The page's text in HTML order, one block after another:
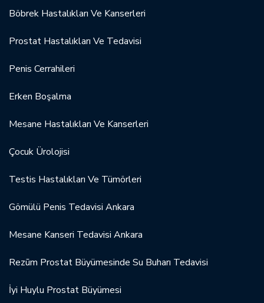
Böbrek Hastalıkları Ve Kanserleri
Prostat Hastalıkları Ve Tedavisi
Penis Cerrahileri
Erken Boşalma
Mesane Hastalıkları Ve Kanserleri
Çocuk Ürolojisi
Testis Hastalıkları Ve Tümörleri
Gömülü Penis Tedavisi Ankara
Mesane Kanseri Tedavisi Ankara
Rezūm Prostat Büyümesinde Su Buharı Tedavisi
İyi Huylu Prostat Büyümesi